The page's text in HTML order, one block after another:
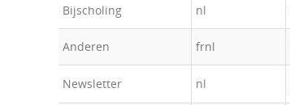
Bijscholing nl
Anderen frnl
Newsletter nl